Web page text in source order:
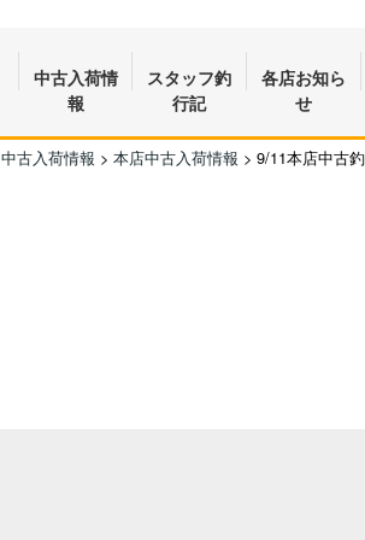
中古入荷情
報
スタッフ釣
行記
各店お知ら
せ
中古入荷情報 > 本店中古入荷情報 > 9/11本店中古